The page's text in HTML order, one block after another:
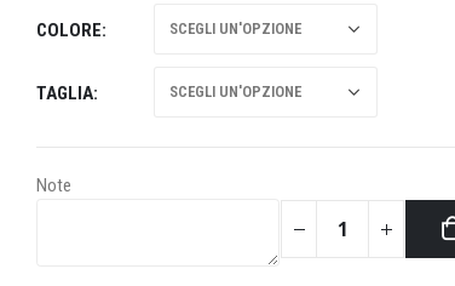
COLORE
TAGLIA
Note